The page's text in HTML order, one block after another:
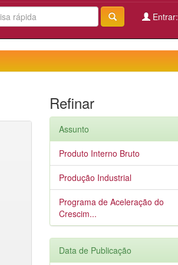
Entrar:
Refinar
Assunto
Produto Interno Bruto
Produção Industrial
Programa de Aceleração do
Crescim...
Data de Publicação